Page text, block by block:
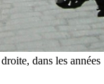
dans les